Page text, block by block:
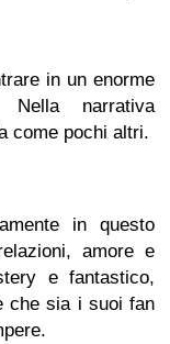
in un enorme
Nella narrativa
come pochi altri.
in questo
amore e
e fantastico,
che sia i suoi fan